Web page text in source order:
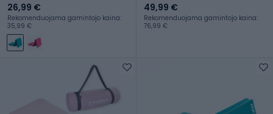
26,99 €
Rekomenduojama gamintojo kaina:
35,99 €
49,99 €
Rekomenduojama gamintojo kaina:
76,99 €